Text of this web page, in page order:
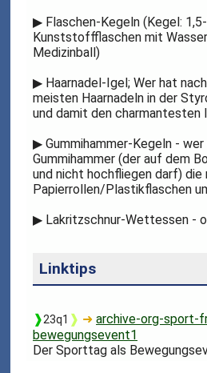
▶ Flaschen-Kegeln (Kegel:
Kunststoffflaschen mit
Medizinball)
▶ Haarnadel-Igel; Wer hat
meisten Haarnadeln in der
und damit den charmantesten
▶ Gummihammer-Kegeln -
Gummihammer (der auf dem
und nicht hochfliegen darf) die
Papierrollen/Plastikflaschen
▶ Lakritzschnur-Wettessen -
Linktips
❱23q1 ❱ ➜archive-org-sport-
bewegungsevent1
Der Sporttag als